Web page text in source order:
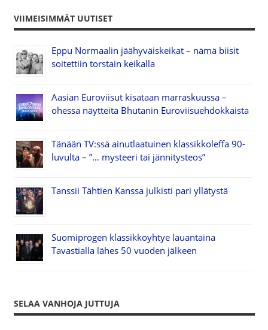
VIIMEISIMMÄT UUTISET
Eppu Normaalin jäähyväiskeikat – nämä biisit
soitettiin torstain keikalla
Aasian Euroviisut kisataan marraskuussa –
ohessa näytteitä Bhutanin Euroviisuehdokkaista
Tänään TV:ssä ainutlaatuinen klassikkoleffa 90-
luvulta – ”… mysteeri tai jännitysteos”
Tanssii Tähtien Kanssa julkisti pari yllätystä
Suomiprogen klassikkoyhtye lauantaina
Tavastialla lähes 50 vuoden jälkeen
SELAA VANHOJA JUTTUJA